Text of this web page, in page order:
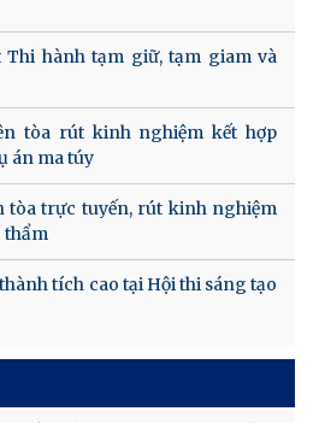
Thi hành tạm giữ, tạm giam và
tòa rút kinh nghiệm kết hợp
án ma túy
tòa trực tuyến, rút kinh nghiệm
thẩm
tích cao tại Hội thi sáng tạo